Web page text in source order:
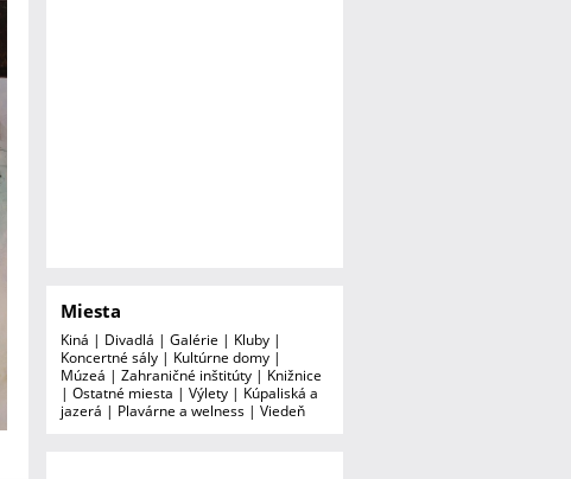
Miesta
Kiná | Divadlá | Galérie | Kluby |
Koncertné sály | Kultúrne domy |
Múzeá | Zahraničné inštitúty | Knižnice
| Ostatné miesta | Výlety | Kúpaliská a
jazerá | Plavárne a welness | Viedeň